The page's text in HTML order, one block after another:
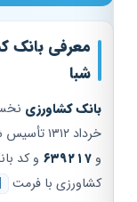
معرفی بانک
شبا
بانک کشاورزی
خرداد ۱۳۱۲ تأسیس شد. این بانک با دو پیشوند کارتی
۶۳۹۲۱۷و کد بانکی
کشاورزی با فرمت IR[XX]016[۱۹رقم]